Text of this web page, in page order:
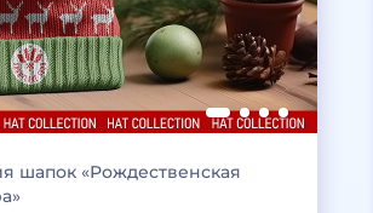
шапок «Рождественская